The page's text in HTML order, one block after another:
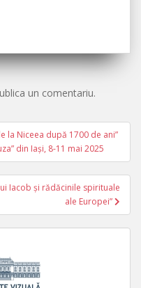
un comentariu.
la Niceea după 1700 de ani”
din Iași, 8-11 mai 2025
Iacob și rădăcinile spirituale
ale Europei”